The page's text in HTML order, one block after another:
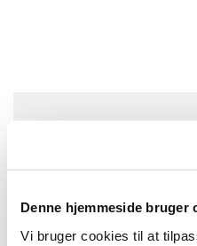
Denne hjemmeside bruger
Vi bruger cookies til at
Alternative midler –